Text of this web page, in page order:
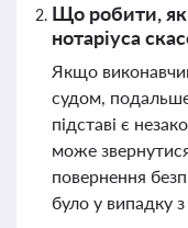
Що робити,
нотаріуса
Якщо
судом,
підставі є
може
повернення
було у випадку